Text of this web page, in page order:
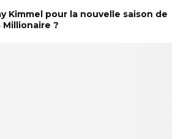
Kimmel pour la nouvelle saison de
?